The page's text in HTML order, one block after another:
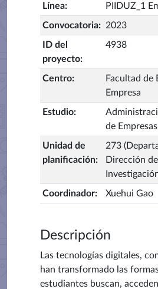
Línea: PIIDUZ_1
Convocatoria: 2023
ID del
proyecto:
4938
Centro:
Facultad de
Empresa
Estudio:
de Empresas
Unidad de
planificación:
273
Dirección
Coordinador: Xuehui Gao
Descripción
Las tecnologías digitales,
han transformado las
estudiantes buscan,